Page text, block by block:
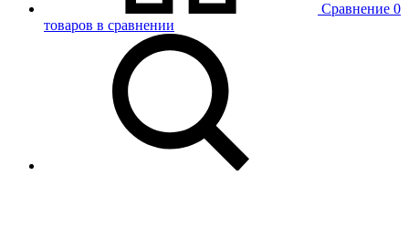
Сравнение 0
товаров в сравнении